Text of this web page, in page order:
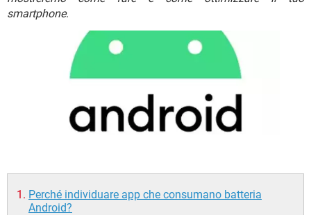
TIKTOK FACEBOOK
INSTAGRAM
FACEBOOK
smartphone.
Perché individuare app che consumano batteria
Android?